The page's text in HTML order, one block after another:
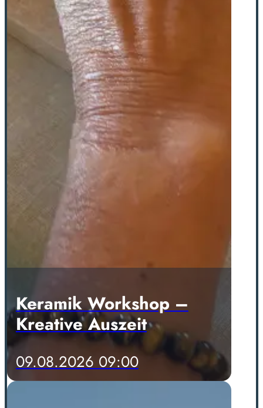
Keramik Workshop –
Kreative Auszeit
09.08.2026 09:00